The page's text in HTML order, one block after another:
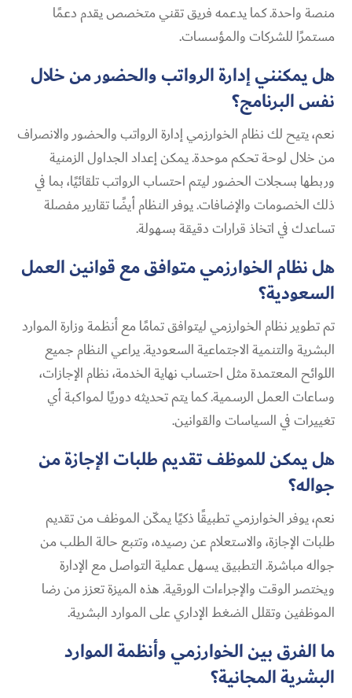
منصة واحدة. كما يدعمه فريق تقني متخصص يقدم دعمًا
مستمرًا للشركات والمؤسسات.
هل يمكنني إدارة الرواتب والحضور من خلال
نفس البرنامج؟
نعم، يتيح لك نظام الخوارزمي إدارة الرواتب والحضور والانصراف
من خلال لوحة تحكم موحدة. يمكن إعداد الجداول الزمنية
وربطها بسجلات الحضور ليتم احتساب الرواتب تلقائيًا، بما في
ذلك الخصومات والإضافات. يوفر النظام أيضًا تقارير مفصلة
تساعدك في اتخاذ قرارات دقيقة بسهولة.
هل نظام الخوارزمي متوافق مع قوانين العمل
السعودية؟
تم تطوير نظام الخوارزمي ليتوافق تمامًا مع أنظمة وزارة الموارد
البشرية والتنمية الاجتماعية السعودية. يراعي النظام جميع
اللوائح المعتمدة مثل احتساب نهاية الخدمة، نظام الإجازات،
وساعات العمل الرسمية. كما يتم تحديثه دوريًا لمواكبة أي
تغييرات في السياسات والقوانين.
هل يمكن للموظف تقديم طلبات الإجازة من
جواله؟
نعم، يوفر الخوارزمي تطبيقًا ذكيًا يمكّن الموظف من تقديم
طلبات الإجازة، والاستعلام عن رصيده، وتتبع حالة الطلب من
جواله مباشرة. التطبيق يسهل عملية التواصل مع الإدارة
ويختصر الوقت والإجراءات الورقية. هذه الميزة تعزز من رضا
الموظفين وتقلل الضغط الإداري على الموارد البشرية.
ما الفرق بين الخوارزمي وأنظمة الموارد
البشرية المجانية؟